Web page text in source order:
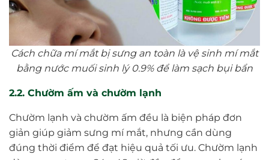
Cách chữa mí mắt bị sưng an toàn là vệ sinh mí mắt
bằng nước muối sinh lý 0.9% để làm sạch bụi bẩn
2.2. Chườm ấm và chườm lạnh
Chườm lạnh và chườm ấm đều là biện pháp đơn
giản giúp giảm sưng mí mắt, nhưng cần dùng
đúng thời điểm để đạt hiệu quả tối ưu. Chườm lạnh